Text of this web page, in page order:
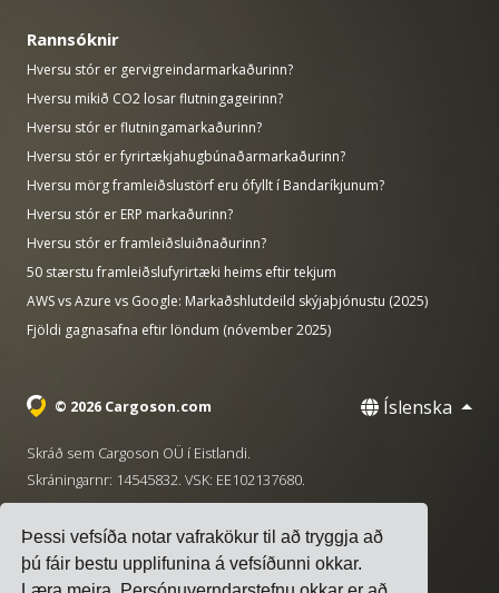
Þessi vefsíða notar vafrakökur til að tryggja að
þú fáir bestu upplifunina á vefsíðunni okkar.
Rannsóknir
Hversu stór er gervigreindarmarkaðurinn?
Hversu mikið CO2 losar flutningageirinn?
Hversu stór er flutningamarkaðurinn?
Hversu stór er fyrirtækjahugbúnaðarmarkaðurinn?
Hversu mörg framleiðslustörf eru ófyllt í Bandaríkjunum?
Hversu stór er ERP markaðurinn?
Hversu stór er framleiðsluiðnaðurinn?
50 stærstu framleiðslufyrirtæki heims eftir tekjum
AWS vs Azure vs Google: Markaðshlutdeild skýjaþjónustu (2025)
Fjöldi gagnasafna eftir löndum (nóvember 2025)
© 2026 Cargoson.com Íslenska
Skráð sem Cargoson OÜ í Eistlandi.
Skráningarnr: 14545832. VSK: EE102137680.
+372 5555 0028
· hello@cargoson.com